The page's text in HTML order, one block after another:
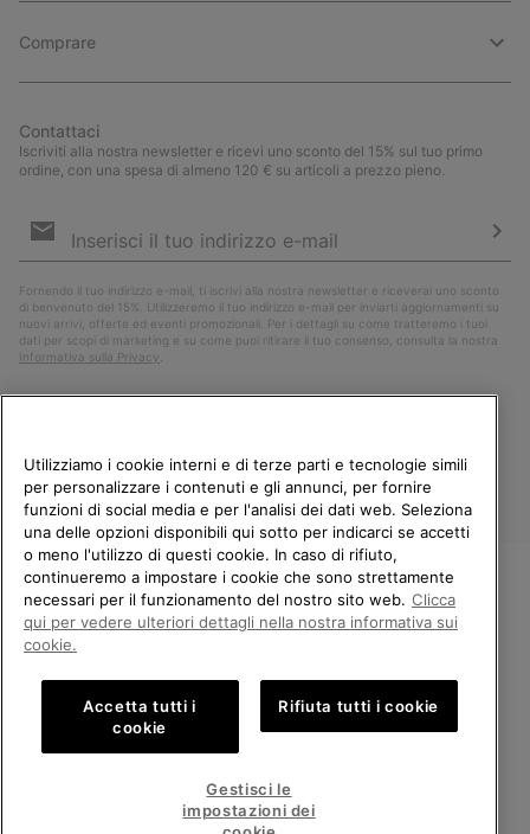
Comprare
Contattaci
Iscriviti alla nostra newsletter e ricevi uno sconto del 15% sul tuo primo
ordine, con una spesa di almeno 120 € su articoli a prezzo pieno.
e-
Fornendo il tuo indirizzo e-mail, ti iscrivi alla nostra newsletter e riceverai uno sconto
di benvenuto del 15%. Utilizzeremo il tuo indirizzo e-mail per inviarti aggiornamenti su
nuovi arrivi, offerte ed eventi promozionali. Per i dettagli su come tratteremo i tuoi
dati per scopi di marketing e su come puoi ritirare il tuo consenso, consulta la nostra
Informativa sulla Privacy
Italia
©2026Columbia Sportswear Company. Avenue des Morgines, 12 1213
Petit-Lancy Switzerland. Tutti i diritti riservati.
Politica sulla privacy Termini di utilizzo
Condizioni Generali di Vendita
Public CBCR
Servizio clienti: Lun. - Ven. 9:00 - 13:00 & 14:00 - 18:00
BENVENUTO/A IN SOREL.
SELEZIONA IL TUO PAESE DI
Shopping online disponibile
Utilizziamo i cookie interni e di terze parti e tecnologie simili
per personalizzare i contenuti e gli annunci, per fornire
funzioni di social media e per l'analisi dei dati web. Seleziona
una delle opzioni disponibili qui sotto per indicarci se accetti
o meno l'utilizzo di questi cookie. In caso di rifiuto,
continueremo a impostare i cookie che sono strettamente
necessari per il funzionamento del nostro sito web. Clicca
qui per vedere ulteriori dettagli nella nostra informativa sui
cookie.
Accetta tutti i
cookie
Rifiuta tutti i cookie
Gestisci le
impostazioni dei